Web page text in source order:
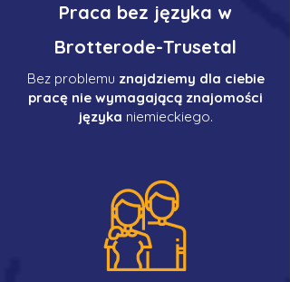
Praca bez języka w
Brotterode-Trusetal
Bez problemu znajdziemy dla ciebie
pracę nie wymagającą znajomości
języka niemieckiego.